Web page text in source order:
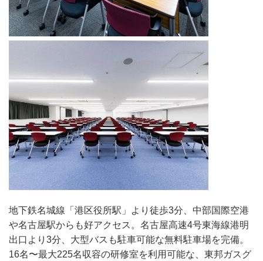
地下鉄名城線「港区役所駅」より徒歩3分、中部国際空港
や名古屋駅からも好アクセス。名古屋高速4号東海線港明
出口より3分、大型バスも駐車可能な無料駐車場を完備。
16名〜最大225名収容の研修室を利用可能な、東邦ガスグ